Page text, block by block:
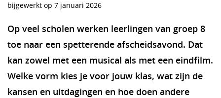
bijgewerkt op 7 januari 2026
Op veel scholen werken leerlingen van groep 8
toe naar een spetterende afscheidsavond. Dat
kan zowel met een musical als met een eindfilm.
Welke vorm kies je voor jouw klas, wat zijn de
kansen en uitdagingen en hoe doen andere